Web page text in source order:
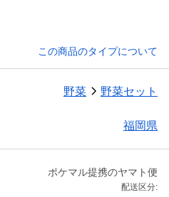
この商品のタイプについて
野菜 野菜セット
福岡県
ポケマル提携のヤマト便
配送区分: